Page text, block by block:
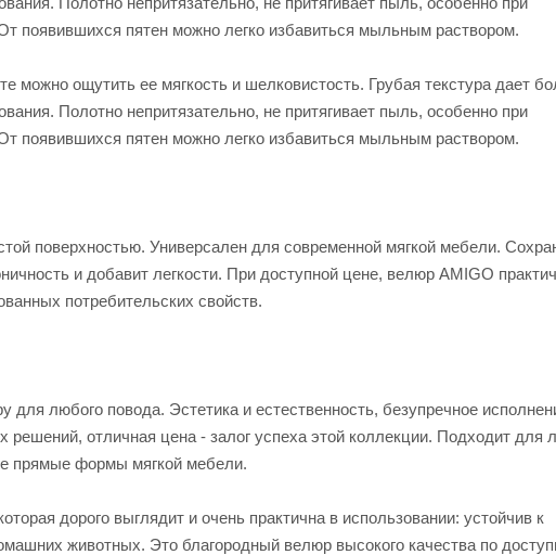
появившихся пятен можно легко избавиться мыльным раствором.
можно ощутить ее мягкость и шелковистость. Грубая текстура дает
Полотно непритязательно, не притягивает пыль, особенно при
появившихся пятен можно легко избавиться мыльным раствором.
поверхностью. Универсален для современной мягкой мебели.
и добавит легкости. При доступной цене, велюр AMIGO
потребительских свойств.
любого повода. Эстетика и естественность, безупречное
решений, отличная цена - залог успеха этой коллекции. Подходит для
прямые формы мягкой мебели.
дорого выглядит и очень практична в использовании: устойчив к
животных. Это благородный велюр высокого качества по